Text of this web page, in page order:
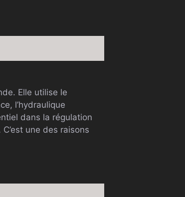
Elle utilise le
l’hydraulique
dans la régulation
une des raisons